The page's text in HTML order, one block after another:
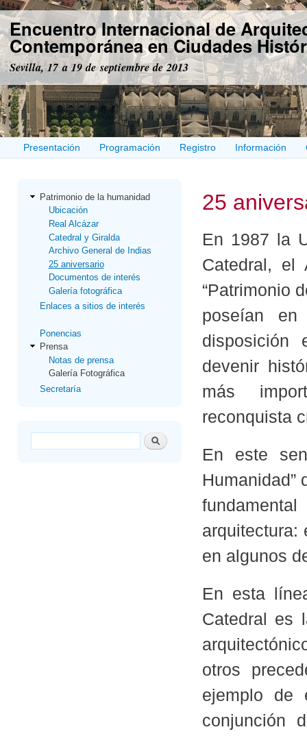
Encuentro Internacional de
Contemporánea en Ciudades
Sevilla, 17 a 19 de septiembre de 2013
Presentación Programación Registro Información
Patrimonio de la humanidad
Ubicación
Real Alcázar
Catedral y Giralda
Archivo General de Indias
25 aniversario
Documentos de interés
Galería fotográfica
Enlaces a sitios de interés
Ponencias
Prensa
Notas de prensa
Galería Fotográfica
Secretaría
Formulario de búsqueda Buscar
25
En 1987 la
Catedral, el
“Patrimonio
poseían
devenir
más
reconquista
En este
Humanidad”
arquitectura:
en algunos
En esta
Catedral es
otros
ejemplo de
conjunción